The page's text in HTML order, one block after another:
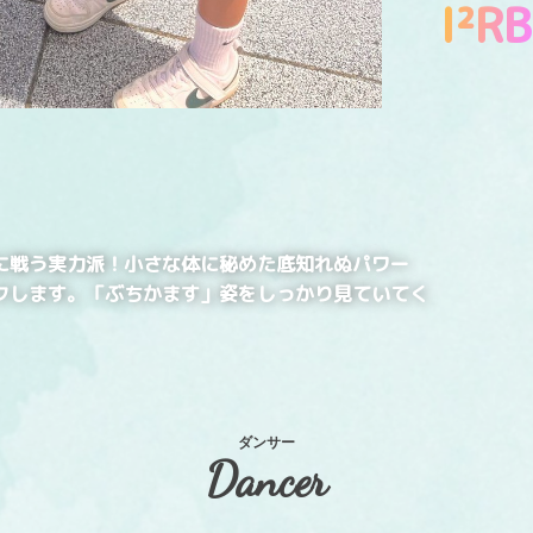
I²RB
う実力派！小さな体に秘めた底知れぬパワー
ます。「ぶちかます」姿をしっかり見ていてく
Dancer
ダンサー